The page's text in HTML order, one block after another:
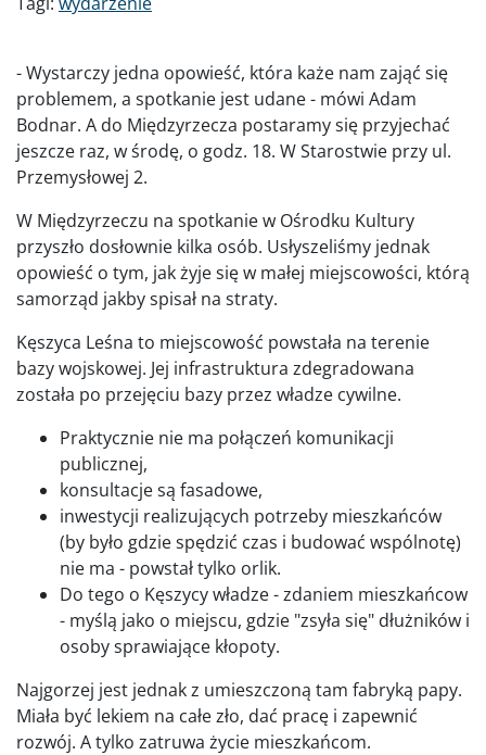
- Wystarczy jedna opowieść, która każe nam zająć się
problemem, a spotkanie jest udane - mówi Adam
Bodnar. A do Międzyrzecza postaramy się przyjechać
jeszcze raz, w środę, o godz. 18. W Starostwie przy ul.
Przemysłowej 2.
W Międzyrzeczu na spotkanie w Ośrodku Kultury
przyszło dosłownie kilka osób. Usłyszeliśmy jednak
opowieść o tym, jak żyje się w małej miejscowości, którą
samorząd jakby spisał na straty.
Kęszyca Leśna to miejscowość powstała na terenie
bazy wojskowej. Jej infrastruktura zdegradowana
została po przejęciu bazy przez władze cywilne.
Praktycznie nie ma połączeń komunikacji
publicznej,
konsultacje są fasadowe,
inwestycji realizujących potrzeby mieszkańców
(by było gdzie spędzić czas i budować wspólnotę)
nie ma - powstał tylko orlik.
Do tego o Kęszycy władze - zdaniem mieszkańcow
- myślą jako o miejscu, gdzie "zsyła się" dłużników i
osoby sprawiające kłopoty.
Najgorzej jest jednak z umieszczoną tam fabryką papy.
Miała być lekiem na całe zło, dać pracę i zapewnić
rozwój. A tylko zatruwa życie mieszkańcom.